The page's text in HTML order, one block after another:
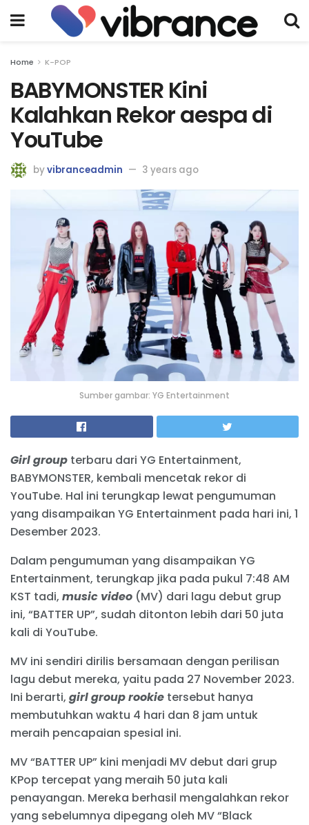
Home K-POP
BABYMONSTER Kini
Kalahkan Rekor aespa di
YouTube
byvibranceadmin 3 years ago
Sumber gambar: YG Entertainment
Girl group terbaru dari YG Entertainment,
BABYMONSTER, kembali mencetak rekor di
YouTube. Hal ini terungkap lewat pengumuman
yang disampaikan YG Entertainment pada hari ini, 1
Desember 2023.
Dalam pengumuman yang disampaikan YG
Entertainment, terungkap jika pada pukul 7:48 AM
KST tadi, music video (MV) dari lagu debut grup
ini, “BATTER UP”, sudah ditonton lebih dari 50 juta
kali di YouTube.
MV ini sendiri dirilis bersamaan dengan perilisan
lagu debut mereka, yaitu pada 27 November 2023.
Ini berarti, girl group rookie tersebut hanya
membutuhkan waktu 4 hari dan 8 jam untuk
meraih pencapaian spesial ini.
MV “BATTER UP” kini menjadi MV debut dari grup
KPop tercepat yang meraih 50 juta kali
penayangan. Mereka berhasil mengalahkan rekor
yang sebelumnya dipegang oleh MV “Black